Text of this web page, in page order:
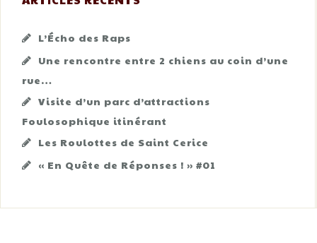
L’Écho des Raps
Une rencontre entre 2 chiens au coin d’une
rue…
Visite d’un parc d’attractions
Foulosophique itinérant
Les Roulottes de Saint Cerice
« En Quête de Réponses ! » #01